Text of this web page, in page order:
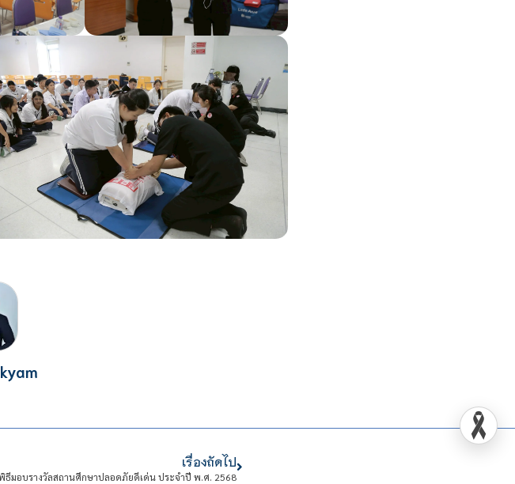
เรื่องถัดไป
ธีมอบรางวัลสถานศึกษาปลอดภัยดีเด่น ประจำปี พ.ศ. 2568